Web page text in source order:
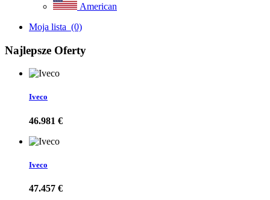
American
Moja lista (0)
Najlepsze Oferty
Iveco
46.981 €
Iveco
47.457 €